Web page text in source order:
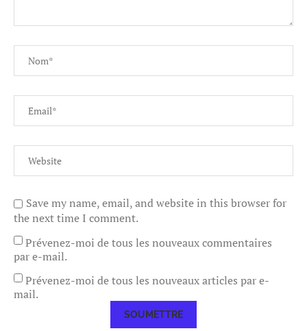
Save my name, email, and website in this browser for
the next time I comment.
Prévenez-moi de tous les nouveaux commentaires
par e-mail.
Prévenez-moi de tous les nouveaux articles par e-
mail.